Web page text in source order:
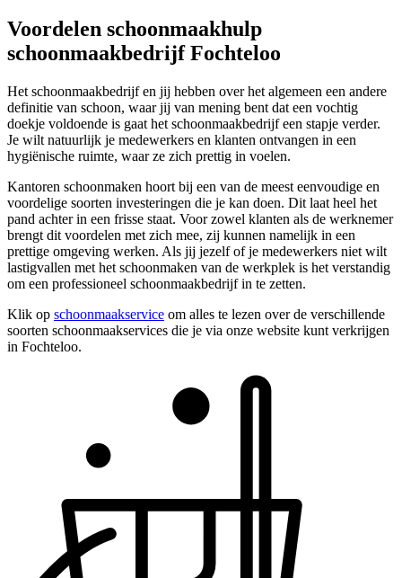
Voordelen schoonmaakhulp
schoonmaakbedrijf Fochteloo
Het schoonmaakbedrijf en jij hebben over het algemeen een andere
definitie van schoon, waar jij van mening bent dat een vochtig
doekje voldoende is gaat het schoonmaakbedrijf een stapje verder.
Je wilt natuurlijk je medewerkers en klanten ontvangen in een
hygiënische ruimte, waar ze zich prettig in voelen.
Kantoren schoonmaken hoort bij een van de meest eenvoudige en
voordelige soorten investeringen die je kan doen. Dit laat heel het
pand achter in een frisse staat. Voor zowel klanten als de werknemer
brengt dit voordelen met zich mee, zij kunnen namelijk in een
prettige omgeving werken. Als jij jezelf of je medewerkers niet wilt
lastigvallen met het schoonmaken van de werkplek is het verstandig
om een professioneel schoonmaakbedrijf in te zetten.
Klik op schoonmaakservice om alles te lezen over de verschillende
soorten schoonmaakservices die je via onze website kunt verkrijgen
in Fochteloo.